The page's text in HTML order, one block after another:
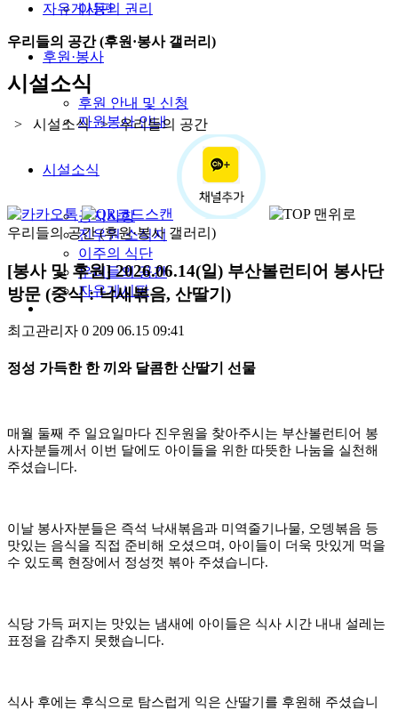
아동의 권리
후원·봉사
후원 안내 및 신청
자원봉사 안내
시설소식
공지사항
진우원 소식지
이주의 식단
우리들의 공간
자유게시판
자유게시판
우리들의 공간 (후원·봉사 갤러리)
시설소식
> 시설소식 > 우리들의 공간
우리들의 공간 (후원·봉사 갤러리)
[봉사 및 후원] 2026.06.14(일) 부산볼런티어 봉사단
방문 (중식 : 낙새볶음, 산딸기)
최고관리자 0 209 06.15 09:41
정성 가득한 한 끼와 달콤한 산딸기 선물
매월 둘째 주 일요일마다 진우원을 찾아주시는 부산볼런티어 봉
사자분들께서 이번 달에도 아이들을 위한 따뜻한 나눔을 실천해
주셨습니다.
이날 봉사자분들은 즉석 낙새볶음과 미역줄기나물, 오뎅볶음 등
맛있는 음식을 직접 준비해 오셨으며, 아이들이 더욱 맛있게 먹을
수 있도록 현장에서 정성껏 볶아 주셨습니다.
식당 가득 퍼지는 맛있는 냄새에 아이들은 식사 시간 내내 설레는
표정을 감추지 못했습니다.
식사 후에는 후식으로 탐스럽게 익은 산딸기를 후원해 주셨습니